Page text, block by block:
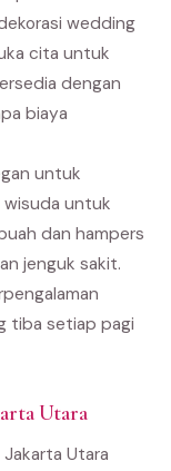
wedding
cita untuk
dengan
biaya
untuk
untuk
dan hampers
jenguk sakit.
tiba setiap pagi
Utara
Utara